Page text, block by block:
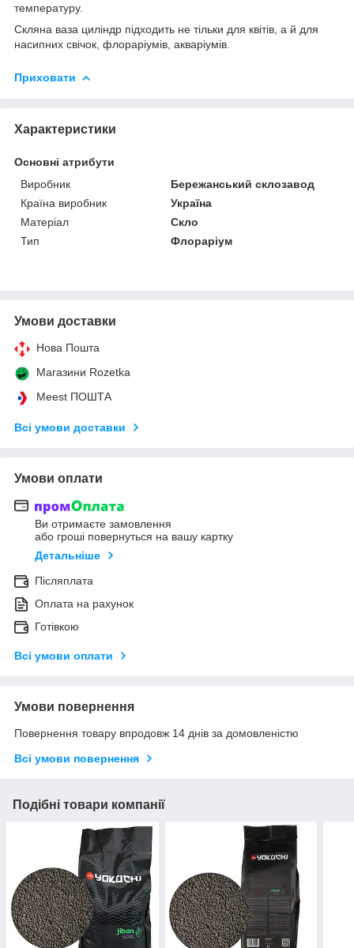
температуру.
Скляна ваза циліндр підходить не тільки для квітів, а й для
насипних свічок, флораріумів, акваріумів.
Приховати
Характеристики
Основні атрибути
Виробник
Бережанський склозавод
Країна виробник
Україна
Матеріал
Скло
Тип
Флораріум
Умови доставки
Нова Пошта
Магазини Rozetka
Meest ПОШТА
Всі умови доставки
Умови оплати
Ви отримаєте замовлення
або гроші повернуться на вашу картку
Детальніше
Післяплата
Оплата на рахунок
Готівкою
Всі умови оплати
Умови повернення
Повернення товару впродовж 14 днів за домовленістю
Всі умови повернення
Подібні товари компанії